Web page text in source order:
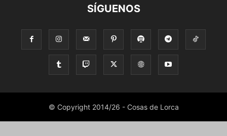
SÍGUENOS
© Copyright 2014/26 - Cosas de Lorca